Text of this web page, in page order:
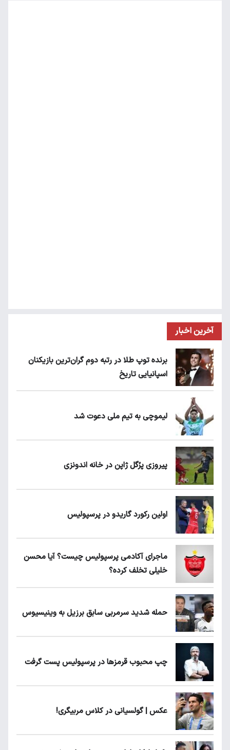
آخرین اخبار
برنده توپ طلا در رتبه دوم گران‌ترین بازیکنان
اسپانیایی تاریخ
لیموچی به تیم ملی دعوت شد
پیروزی پرُگل ژاپن در خانه اندونزی
اولین رکورد گاریدو در پرسپولیس
ماجرای آکادمی پرسپولیس چیست؟ آیا محسن
خلیلی تخلف کرده؟
حمله شدید سرمربی سابق برزیل به وینیسیوس
چپ محبوب قرمزها در پرسپولیس پست گرفت
عکس | گولسیانی در کلاس مربیگری!